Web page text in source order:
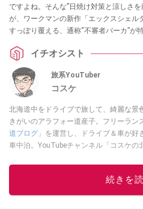
ですよね。そんな”日焼け対策と涼しさ
が、ワークマンの新作「エックスシェル
すっぽり覆える、通称“不審者パーカ”が
夏の外出を快適にする注目のアイテムを
イチオシスト
旅系YouTuber
コスケ
北海道中をドライブで旅して、綺麗な景
きがいのアラフォー道産子。フリーラン
道ブログ」 を運営し、ドライブ＆車が好
車中泊。YouTubeチャンネル「コスケの
も配信中。
続きを